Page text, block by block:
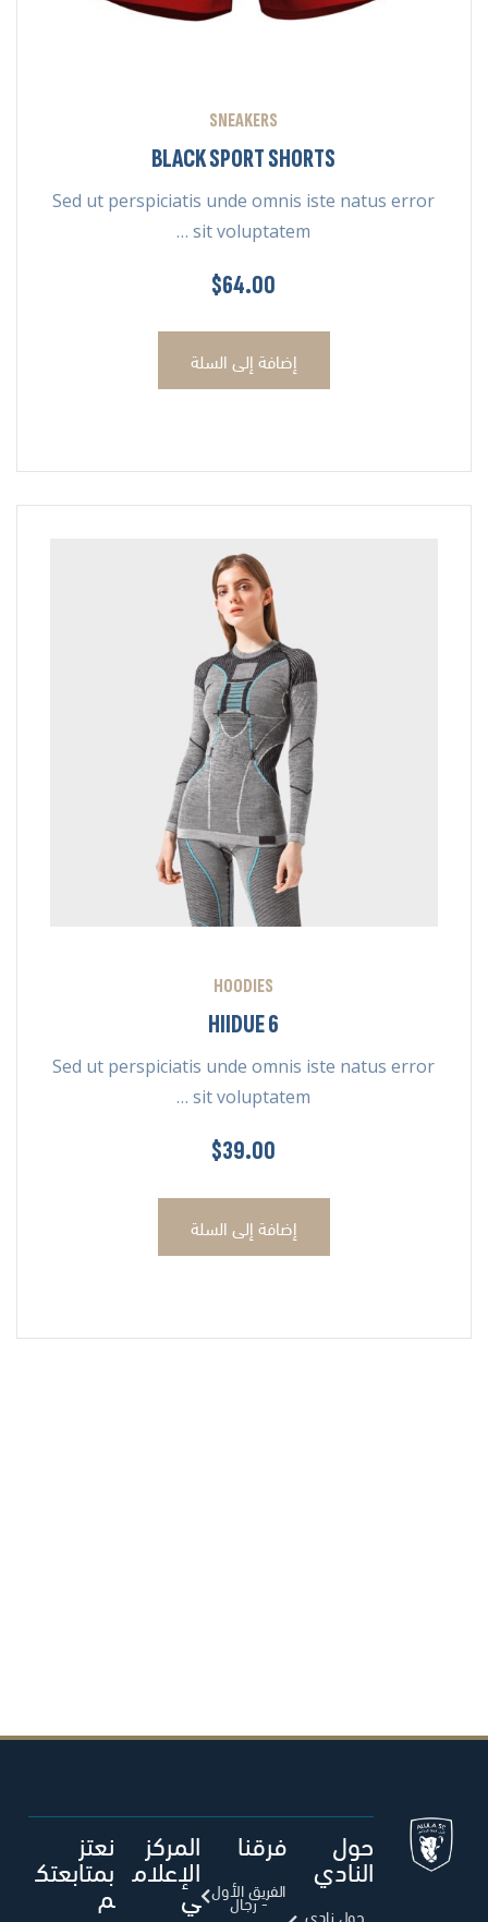
SNEAKERS
BLACK SPORT SHORTS
Sed ut perspiciatis unde omnis iste natus error
sit voluptatem …
$64.00
إضافة إلى السلة
HOODIES
HIIDUE 6
Sed ut perspiciatis unde omnis iste natus error
sit voluptatem …
$39.00
إضافة إلى السلة
حول
النادي
حول نادي
فرقنا
الفريق الأول
- رجال
المركز
الإعلام
ي
نعتز
بمتابعتك